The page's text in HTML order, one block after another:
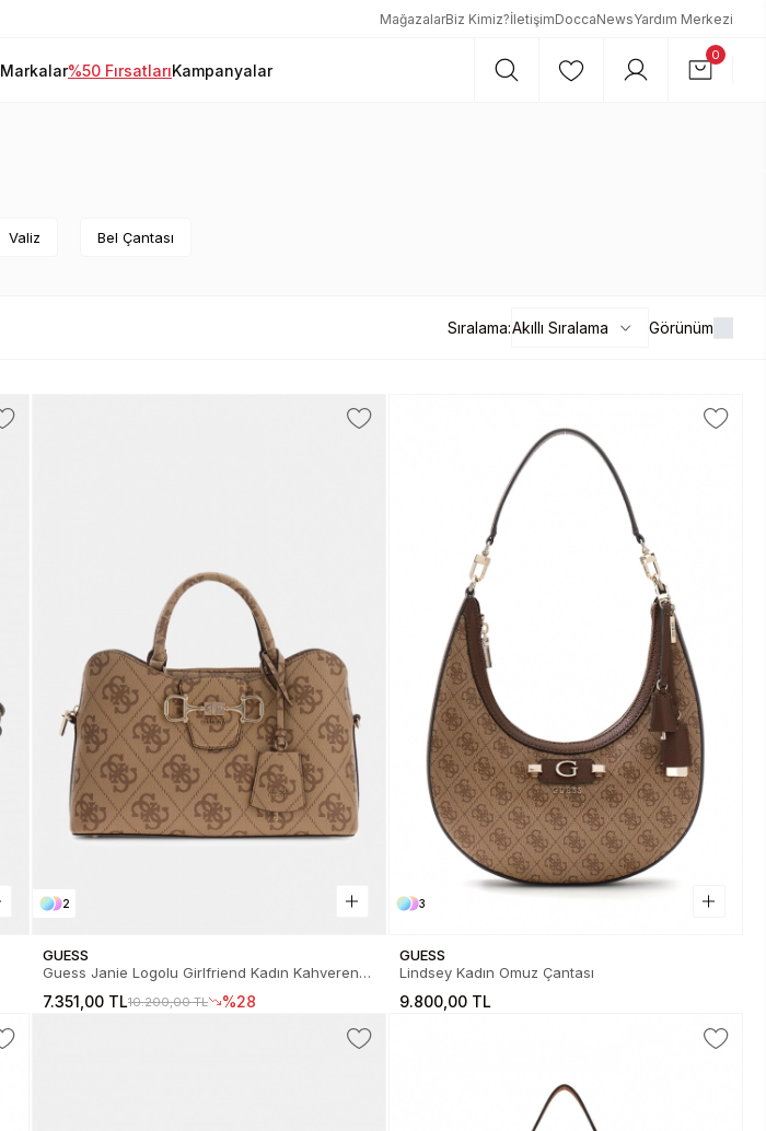
MağazalarBiz Kimiz?İletişimDoccaNewsYardım Merkezi
Markalar%50 FırsatlarıKampanyalar
0
Valiz Bel Çantası
Sıralama: Görünüm
2
GUESS
Guess Janie Logolu Girlfriend Kadın Kahverengi
7.351,00 TL10.200,00 TL %28
3
GUESS
Lindsey Kadın Omuz Çantası
9.800,00 TL